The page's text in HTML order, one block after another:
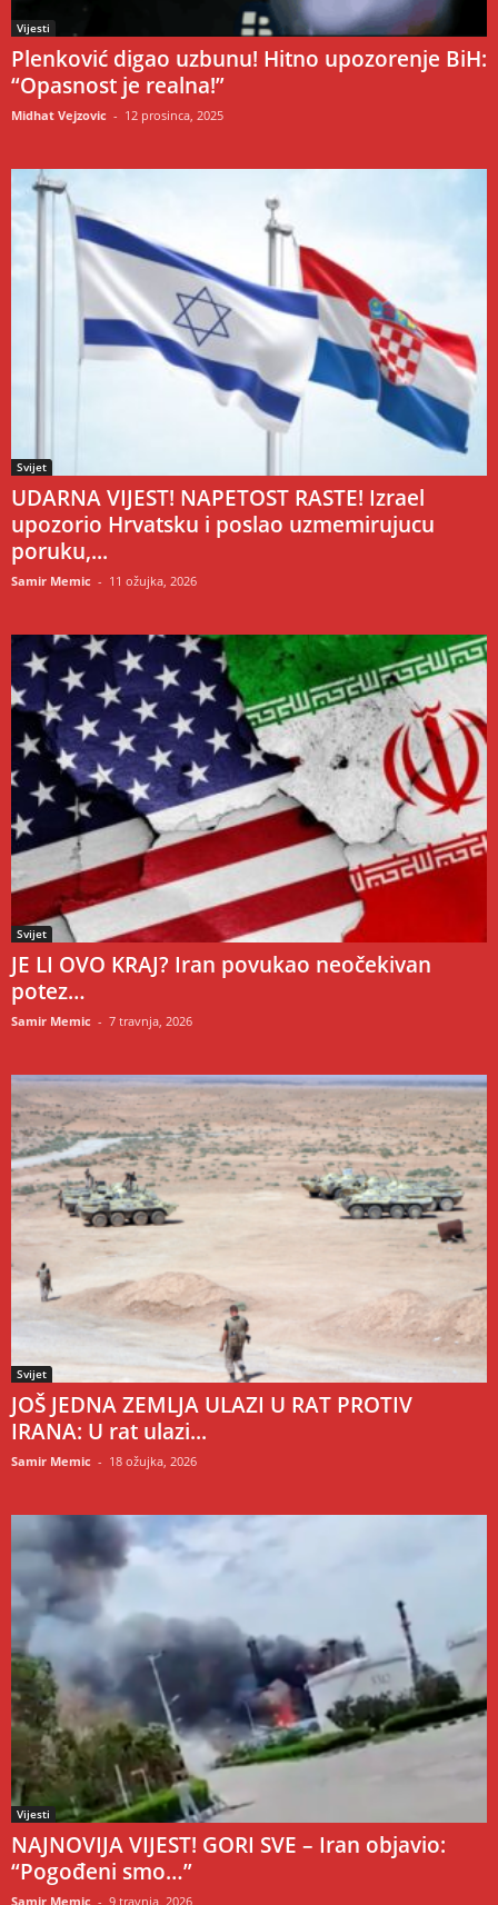
Vijesti
Plenković digao uzbunu! Hitno upozorenje BiH:
“Opasnost je realna!”
Midhat Vejzovic - 12 prosinca, 2025
Svijet
UDARNA VIJEST! NAPETOST RASTE! Izrael
upozorio Hrvatsku i poslao uzmemirujucu
poruku,...
Samir Memic - 11 ožujka, 2026
Svijet
JE LI OVO KRAJ? Iran povukao neočekivan
potez…
Samir Memic - 7 travnja, 2026
Svijet
JOŠ JEDNA ZEMLJA ULAZI U RAT PROTIV
IRANA: U rat ulazi...
Samir Memic - 18 ožujka, 2026
Vijesti
NAJNOVIJA VIJEST! GORI SVE – Iran objavio:
“Pogođeni smo…”
Samir Memic - 9 travnja, 2026